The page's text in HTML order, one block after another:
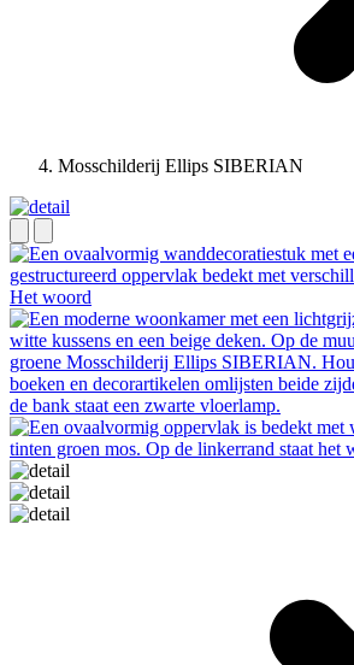
Mosschilderij Ellips SIBERIAN